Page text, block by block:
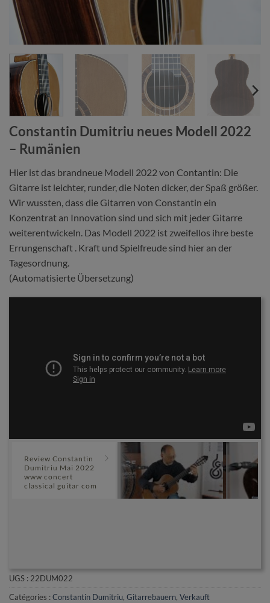
Constantin Dumitriu neues Modell 2022
– Rumänien
Hier ist das brandneue Modell 2022 von Contantin: Die
Gitarre ist leichter, runder, die Noten dicker, der Spaß größer.
Wir wussten, dass die Gitarren von Constantin ein
Konzentrat an Innovation sind und sich mit jeder Gitarre
weiterentwickeln. Das Modell 2022 ist zweifellos ihre beste
Errungenschaft . Kraft und Spielfreude sind hier an der
Tagesordnung.
(Automatisierte Übersetzung)
Review Constantin
Dumitriu Mai 2022
www concert
classical guitar com
UGS :22DUM022
Catégories :Constantin Dumitriu, Gitarrebauern, Verkauft